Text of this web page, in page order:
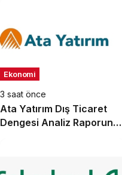
Ekonomi
3 saat önce
Ata Yatırım Dış Ticaret
Dengesi Analiz Raporunu